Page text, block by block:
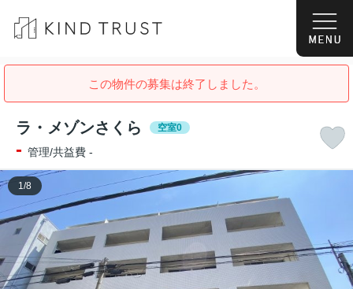
この物件の募集は終了しました。
ラ・メゾンさくら 空室0
- 管理/共益費 -
1 /8